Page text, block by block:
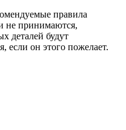
правила
не принимаются,
деталей будут
если он этого пожелает.